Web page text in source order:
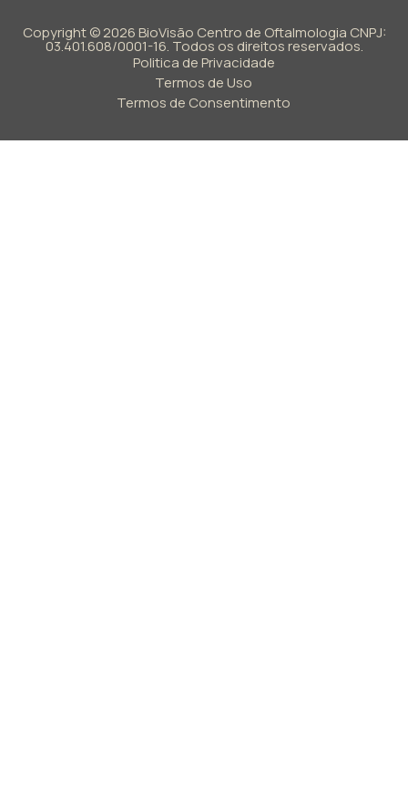
Copyright © 2026 BioVisão Centro de Oftalmologia CNPJ:
03.401.608/0001-16. Todos os direitos reservados.
Politica de Privacidade
Termos de Uso
Termos de Consentimento